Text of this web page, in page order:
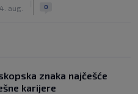
4. aug. 0
znaka najčešće
karijere